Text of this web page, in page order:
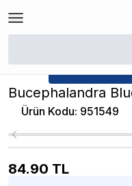
/
Bucephalandra
Ürün Kodu: 951549
84.90 TL